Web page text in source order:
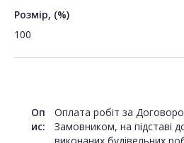
Розмір, (%)
100
Оп
ис:
Оплата робіт за
Замовником, на підставі